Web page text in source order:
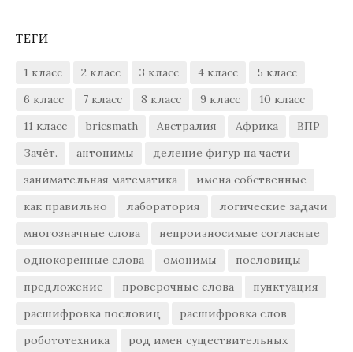
ТЕГИ
1 класс 2 класс 3 класс 4 класс
5 класс
6 класс
7 класс 8 класс 9 класс
10 класс
11 класс
bricsmath Австралия Африка
ВПР
Зачёт.
антонимы
деление фигур на части
занимательная математика
имена собственные
как правильно
лаборатория
логические задачи
многозначные слова
непроизносимые согласные
однокоренные слова
омонимы
пословицы
предложение
проверочные слова
пунктуация
расшифровка пословиц
расшифровка слов
робототехника
род имен существительных